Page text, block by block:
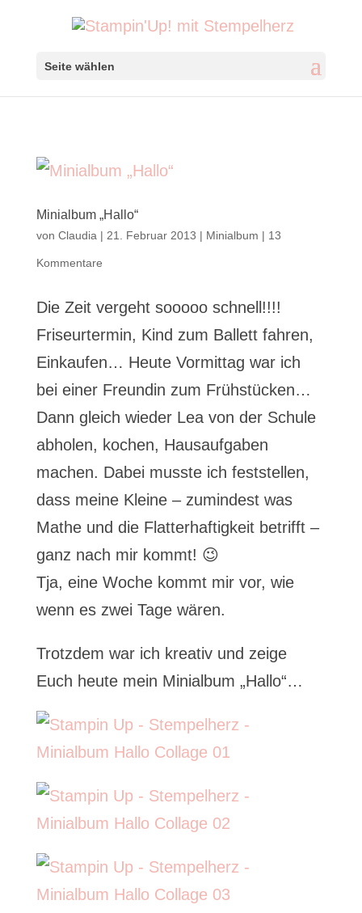
Seite wählen
Minialbum „Hallo“
von Claudia | 21. Februar 2013 | Minialbum | 13
Kommentare
Die Zeit vergeht sooooo schnell!!!!
Friseurtermin, Kind zum Ballett fahren,
Einkaufen… Heute Vormittag war ich
bei einer Freundin zum Frühstücken…
Dann gleich wieder Lea von der Schule
abholen, kochen, Hausaufgaben
machen. Dabei musste ich feststellen,
dass meine Kleine – zumindest was
Mathe und die Flatterhaftigkeit betrifft –
ganz nach mir kommt! 😉
Tja, eine Woche kommt mir vor, wie
wenn es zwei Tage wären.
Trotzdem war ich kreativ und zeige
Euch heute mein Minialbum „Hallo“…